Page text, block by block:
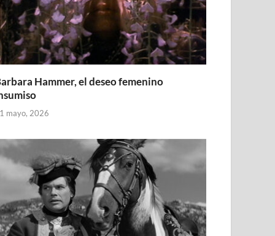
Hammer, el deseo femenino
mayo, 2026